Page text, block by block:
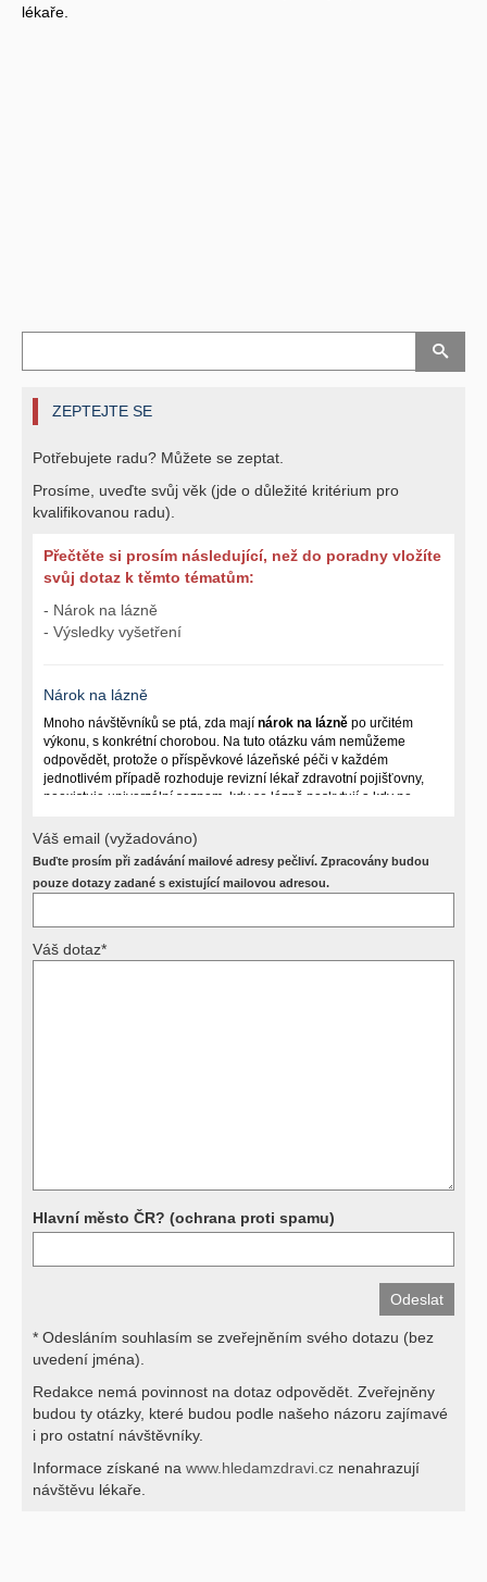
lékaře.
ZEPTEJTE SE
Potřebujete radu? Můžete se zeptat.
Prosíme, uveďte svůj věk (jde o důležité kritérium pro
kvalifikovanou radu).
Přečtěte si prosím následující, než do poradny vložíte
svůj dotaz k těmto tématům:
- Nárok na lázně
- Výsledky vyšetření
Nárok na lázně
Mnoho návštěvníků se ptá, zda mají nárok na lázně po určitém
výkonu, s konkrétní chorobou. Na tuto otázku vám nemůžeme
odpovědět, protože o příspěvkové lázeňské péči v každém
jednotlivém případě rozhoduje revizní lékař zdravotní pojišťovny,
neexistuje univerzální seznam, kdy se lázně poskytují a kdy ne.
postižení pacienta a dalších zdravotních okolnostech.
Požádejte svého ošetřujícího lékaře o návrh, který pak posoudí
příslušný revizní lékař. My vám spolehlivou odpověď dát
Výsledky vyšetření
Váš email (vyžadováno)
Buďte prosím při zadávání mailové adresy pečliví. Zpracovány budou
pouze dotazy zadané s existující mailovou adresou.
Váš dotaz*
Hlavní město ČR? (ochrana proti spamu)
* Odesláním souhlasím se zveřejněním svého dotazu (bez
uvedení jména).
Redakce nemá povinnost na dotaz odpovědět. Zveřejněny
budou ty otázky, které budou podle našeho názoru zajímavé
i pro ostatní návštěvníky.
Informace získané na www.hledamzdravi.cz nenahrazují
návštěvu lékaře.